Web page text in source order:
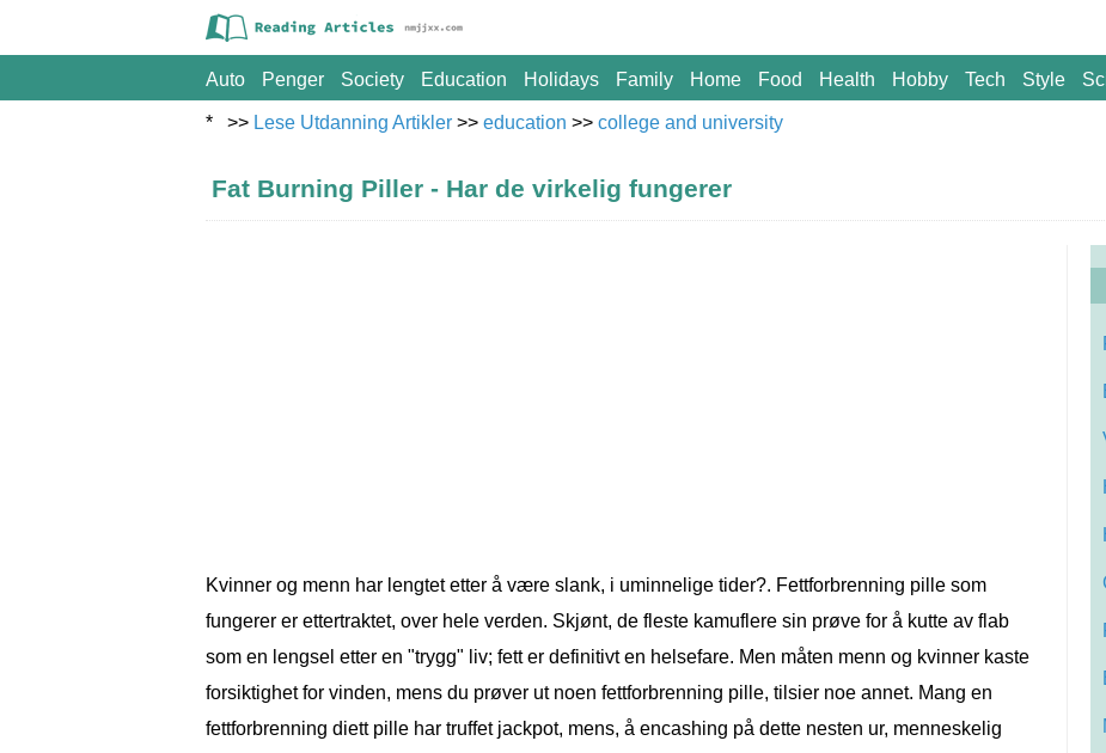
Auto Penger Society Education Holidays Family Home Food Health Hobby Tech Style
* >> Lese Utdanning Artikler >> education >> college and university
Fat Burning Piller - Har de virkelig fungerer
Kvinner og menn har lengtet etter å være slank, i uminnelige tider?. Fettforbrenning pille som
fungerer er ettertraktet, over hele verden. Skjønt, de fleste kamuflere sin prøve for å kutte av flab
som en lengsel etter en "trygg" liv; fett er definitivt en helsefare. Men måten menn og kvinner kaste
forsiktighet for vinden, mens du prøver ut noen fettforbrenning pille, tilsier noe annet. Mang en
fettforbrenning diett pille har truffet jackpot, mens, å encashing på dette nesten ur, menneskelig